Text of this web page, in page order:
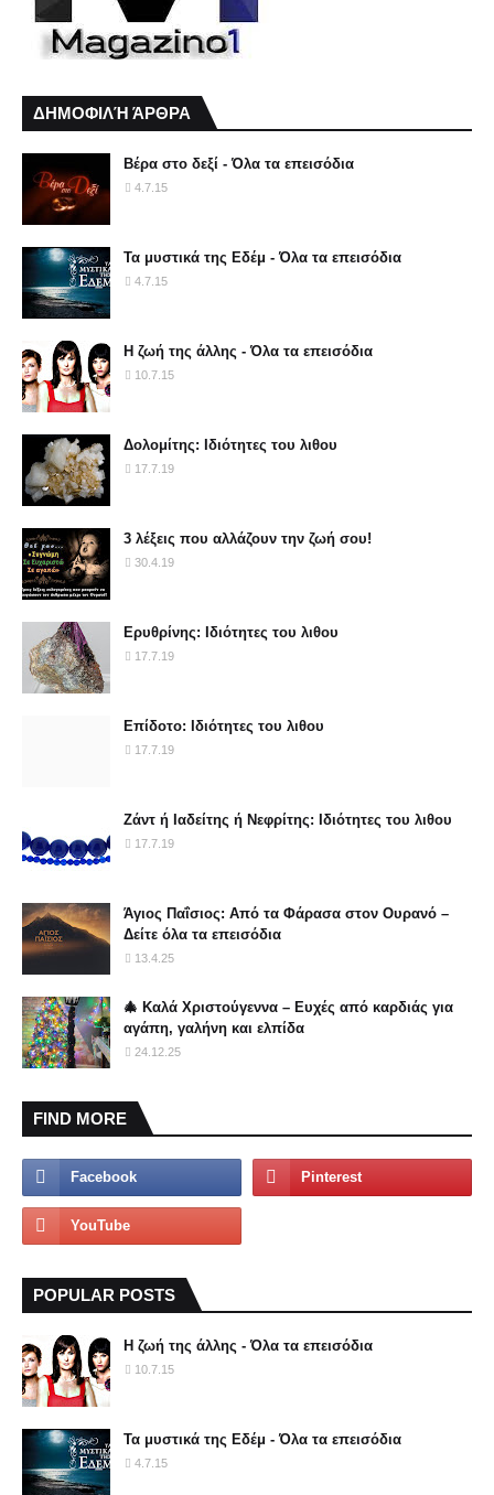
ΔΗΜΟΦΙΛΉ ΆΡΘΡΑ
Βέρα στο δεξί - Όλα τα επεισόδια
4.7.15
Τα μυστικά της Εδέμ - Όλα τα επεισόδια
4.7.15
Η ζωή της άλλης - Όλα τα επεισόδια
10.7.15
Δολομίτης: Ιδιότητες του λιθου
17.7.19
3 λέξεις που αλλάζουν την ζωή σου!
30.4.19
Ερυθρίνης: Ιδιότητες του λιθου
17.7.19
Επίδοτο: Ιδιότητες του λιθου
17.7.19
Ζάντ ή Ιαδείτης ή Νεφρίτης: Ιδιότητες του λιθου
17.7.19
Άγιος Παΐσιος: Από τα Φάρασα στον Ουρανό –
Δείτε όλα τα επεισόδια
13.4.25
🎄 Καλά Χριστούγεννα – Ευχές από καρδιάς για
αγάπη, γαλήνη και ελπίδα
24.12.25
FIND MORE
POPULAR POSTS
Η ζωή της άλλης - Όλα τα επεισόδια
10.7.15
Τα μυστικά της Εδέμ - Όλα τα επεισόδια
4.7.15